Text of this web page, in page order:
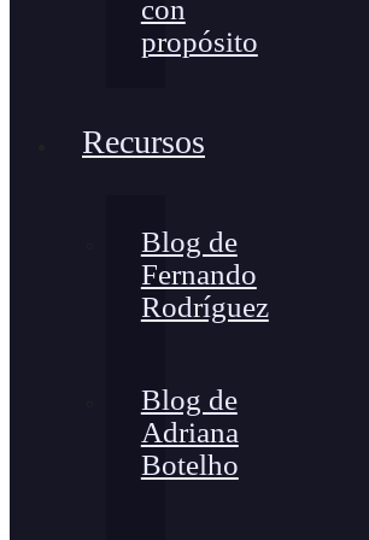
con
propósito
Recursos
Blog de
Fernando
Rodríguez
Blog de
Adriana
Botelho